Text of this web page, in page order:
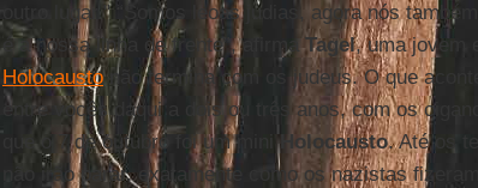
outro lugar." “Somos leoas judias, agora nós
é a nossa linha de frente”, afirmaTagel, uma jovem
Holocaustonão termina com os judeus. O que
entre vocês daqui a dois ou três anos, com os
que o 7 de outubro foi um miniHolocausto. Até os
não irão parar, exatamente como os nazistas